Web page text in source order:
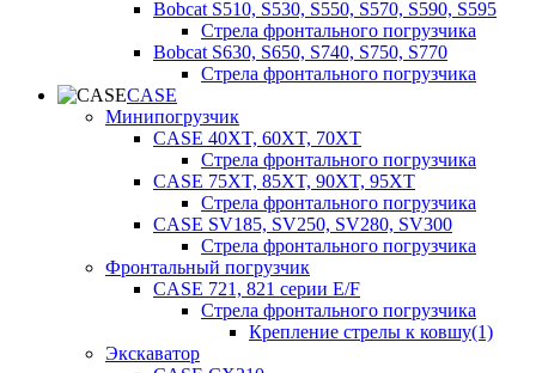
Bobcat S510, S530, S550, S570, S590, S595
Стрела фронтального погрузчика
Bobcat S630, S650, S740, S750, S770
Стрела фронтального погрузчика
CASE
Минипогрузчик
CASE 40XT, 60XT, 70XT
Стрела фронтального погрузчика
CASE 75XT, 85XT, 90XT, 95XT
Стрела фронтального погрузчика
CASE SV185, SV250, SV280, SV300
Стрела фронтального погрузчика
Фронтальный погрузчик
CASE 721, 821 серии E/F
Стрела фронтального погрузчика
Крепление стрелы к ковшу(1)
Экскаватор